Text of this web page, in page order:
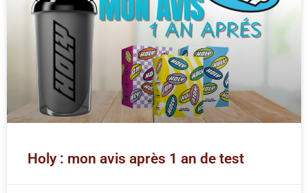
Holy : mon avis après 1 an de test